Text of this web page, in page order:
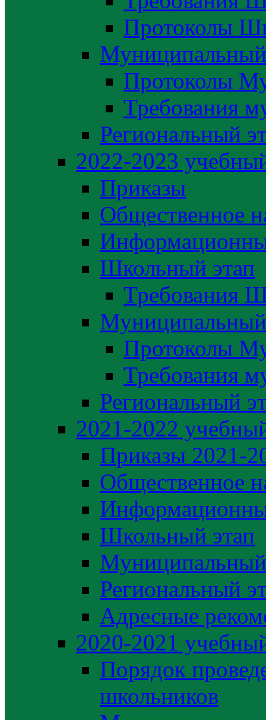
Протоколы
Муниципальный
Протоколы
Требования
Региональный
2022-2023
Приказы
Общественное
Школьный этап
Требования
Муниципальный
Протоколы
Требования
Региональный
2021-2022
Приказы 2021-
Общественное
Школьный этап
Муниципальный
Региональный
Адресные
2020-2021
Порядок
школьников